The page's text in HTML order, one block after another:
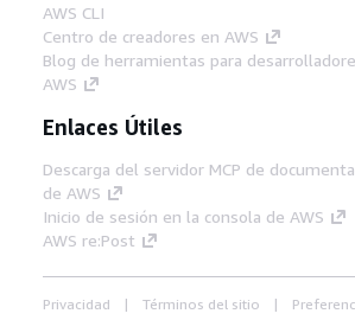
AWS CLI
Centro de creadores en AWS
Blog de herramientas para
AWS
Enlaces Útiles
Descarga del servidor MCP de
de AWS
Inicio de sesión en la consola de AWS
AWS re:Post
Privacidad Términos del sitio